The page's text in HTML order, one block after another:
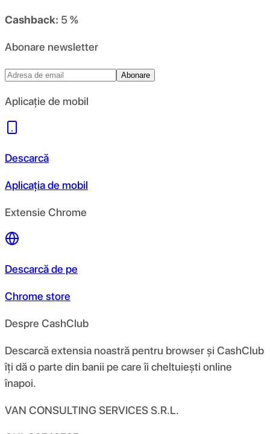
Cashback: 5 %
Abonare newsletter
Abonare
Aplicație de mobil
Descarcă
Aplicația de mobil
Extensie Chrome
Descarcă de pe
Chrome store
Despre CashClub
Descarcă extensia noastră pentru browser și CashClub
îți dă o parte din banii pe care îi cheltuiești online
înapoi.
VAN CONSULTING SERVICES S.R.L.